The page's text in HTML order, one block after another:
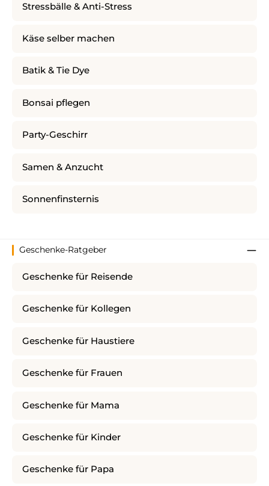
Stressbälle & Anti-Stress
Käse selber machen
Batik & Tie Dye
Bonsai pflegen
Party-Geschirr
Samen & Anzucht
Sonnenfinsternis
Geschenke-Ratgeber
Geschenke für Reisende
Geschenke für Kollegen
Geschenke für Haustiere
Geschenke für Frauen
Geschenke für Mama
Geschenke für Kinder
Geschenke für Papa